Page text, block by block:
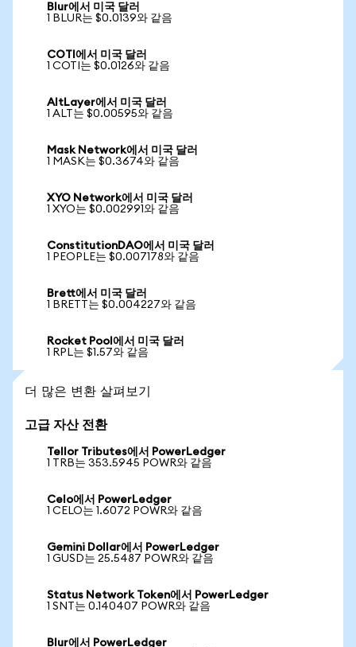
Blur에서 미국 달러
1 BLUR는 $0.0139와 같음
COTI에서 미국 달러
1 COTI는 $0.0126와 같음
AltLayer에서 미국 달러
1 ALT는 $0.00595와 같음
Mask Network에서 미국 달러
1 MASK는 $0.3674와 같음
XYO Network에서 미국 달러
1 XYO는 $0.002991와 같음
ConstitutionDAO에서 미국 달러
1 PEOPLE는 $0.007178와 같음
Brett에서 미국 달러
1 BRETT는 $0.004227와 같음
Rocket Pool에서 미국 달러
1 RPL는 $1.57와 같음
더 많은 변환 살펴보기
고급 자산 전환
Tellor Tributes에서 PowerLedger
1 TRB는 353.5945 POWR와 같음
Celo에서 PowerLedger
1 CELO는 1.6072 POWR와 같음
Gemini Dollar에서 PowerLedger
1 GUSD는 25.5487 POWR와 같음
Status Network Token에서 PowerLedger
1 SNT는 0.140407 POWR와 같음
Blur에서 PowerLedger